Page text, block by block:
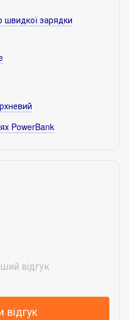
швидкої зарядки
PowerBank
відгук